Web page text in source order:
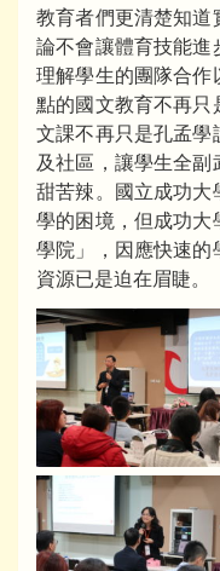
教育者們更清楚知道
論不會讓體育技能進
理解學生的團隊合作
點的國文教育不再只
文課不再只是孔孟學
及社區，讓學生全
甜苦辣。國立成功大
學的困境，但成功大
學院」，因應快速的
資源已是迫在眉睫。